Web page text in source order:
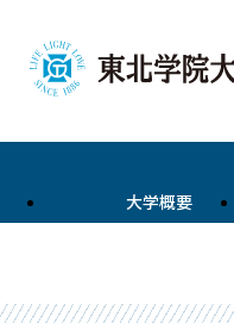
大学概要